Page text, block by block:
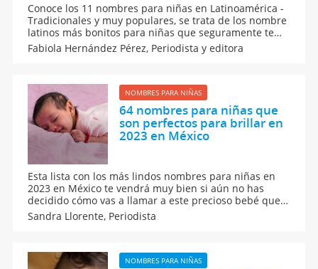
Conoce los 11 nombres para niñas en Latinoamérica -
Tradicionales y muy populares, se trata de los nombre
latinos más bonitos para niñas que seguramente te
van a gustar mucho. Entre esta selección de nombres
de origen latinos para niña está el que podrás elegir
Fabiola Hernández Pérez, Periodista y editora
NOMBRES PARA NIÑAS
64 nombres para niñas que
son perfectos para brillar en
2023 en México
Esta lista con los más lindos nombres para niñas en
2023 en México te vendrá muy bien si aún no has
decidido cómo vas a llamar a este precioso bebé que
está en tu tripa. Encontrarás nombres que nunca
pasan de moda, nombres para niñas con encanto y
Sandra Llorente, Periodista
NOMBRES PARA NIÑAS